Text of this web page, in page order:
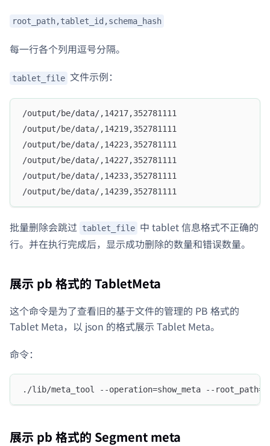
root_path,tablet_id,schema_hash
每一行各个列用逗号分隔。
tablet_file 文件示例：
/output/be/data/,14217,352781111
/output/be/data/,14219,352781111
/output/be/data/,14223,352781111
/output/be/data/,14227,352781111
/output/be/data/,14233,352781111
/output/be/data/,14239,352781111
批量删除会跳过 tablet_file 中 tablet 信息格式不正确的
行。并在执行完成后，显示成功删除的数量和错误数量。
展示 pb 格式的 TabletMeta
这个命令是为了查看旧的基于文件的管理的 PB 格式的
Tablet Meta，以 json 的格式展示 Tablet Meta。
命令：
./lib/meta_tool --operation=show_meta --
展示 pb 格式的 Segment meta